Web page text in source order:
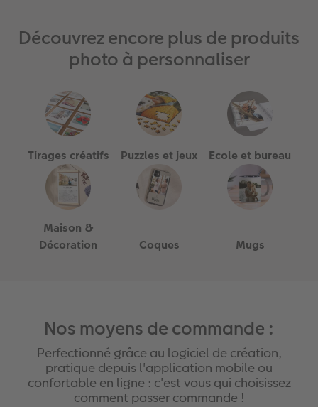
Découvrez encore plus de produits
photo à personnaliser
Tirages créatifs Puzzles et jeux Ecole et bureau
Maison &
Décoration
Coques Mugs
Nos moyens de commande :
Perfectionné grâce au logiciel de création,
pratique depuis l'application mobile ou
confortable en ligne : c'est vous qui choisissez
comment passer commande !